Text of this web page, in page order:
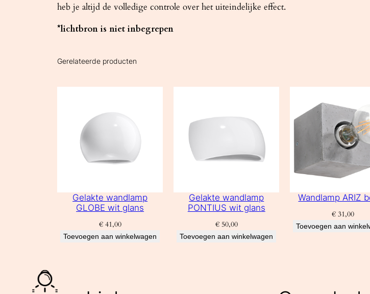
heb je altijd de volledige controle over het uiteindelijke effect.
*lichtbron is niet inbegrepen
Gerelateerde producten
Gelakte wandlamp
GLOBE wit glans
€41,00
Toevoegen aan winkelwagen
Gelakte wandlamp
PONTIUS wit glans
€50,00
Toevoegen aan winkelwagen
Wandlamp ARIZ
€31,00
Toevoegen aan